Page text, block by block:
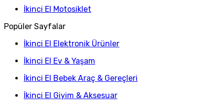
İkinci El Motosiklet
Popüler Sayfalar
İkinci El Elektronik Ürünler
İkinci El Ev & Yaşam
İkinci El Bebek Araç & Gereçleri
İkinci El Giyim & Aksesuar